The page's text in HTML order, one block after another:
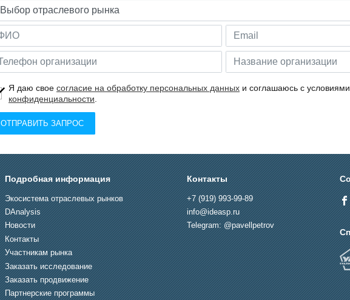
Я даю свое согласие на обработку персональных данныхи соглашаюсь с
конфиденциальности
ОТПРАВИТЬ ЗАПРОС
Подробная информация
Экосистема отраслевых рынков
DAnalysis
Новости
Контакты
Участникам рынка
Заказать исследование
Заказать продвижение
Партнерские программы
Контакты
+7 (919) 993-99-89
info@ideasp.ru
Telegram: @pavellpetrov